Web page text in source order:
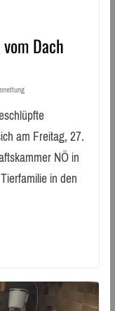
Dach
am Freitag, 27.
NÖ in
in den